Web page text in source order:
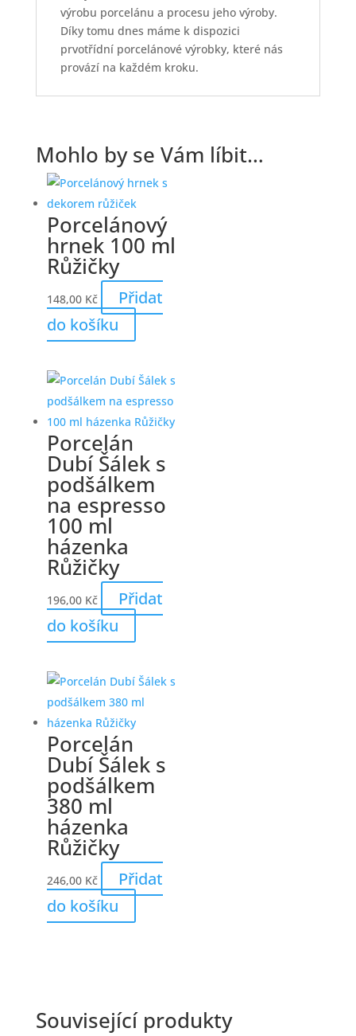
výrobu porcelánu a procesu jeho výroby.
Díky tomu dnes máme k dispozici
prvotřídní porcelánové výrobky, které nás
provází na každém kroku.
Mohlo by se Vám líbit…
Porcelánový
hrnek 100 ml
Růžičky
148,00 Kč
Přidat
do košíku
Porcelán
Dubí Šálek s
podšálkem
na espresso
100 ml
házenka
Růžičky
196,00 Kč
Přidat
do košíku
Porcelán
Dubí Šálek s
podšálkem
380 ml
házenka
Růžičky
246,00 Kč
Přidat
do košíku
Související produkty